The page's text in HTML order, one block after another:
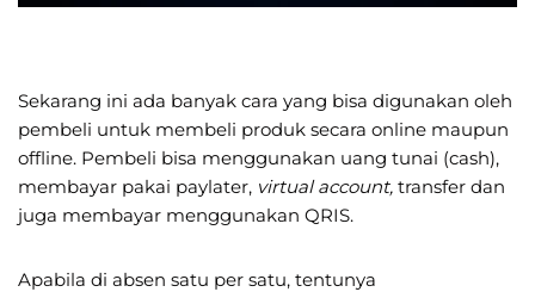
Sekarang ini ada banyak cara yang bisa digunakan oleh
pembeli untuk membeli produk secara online maupun
offline. Pembeli bisa menggunakan uang tunai (cash),
membayar pakai paylater, virtual account, transfer dan
juga membayar menggunakan QRIS.
Apabila di absen satu per satu, tentunya